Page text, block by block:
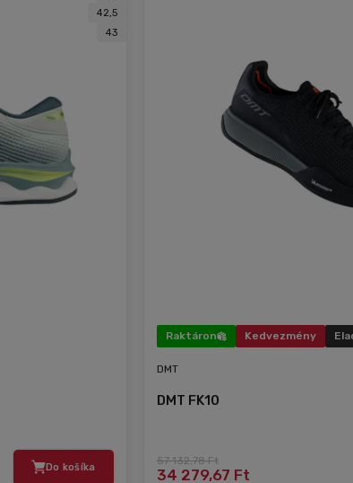
42,5
43
Do košíka
Raktáron Kedvezmény
DMT
DMT FK10
57 132,78 Ft
34 279,67 Ft